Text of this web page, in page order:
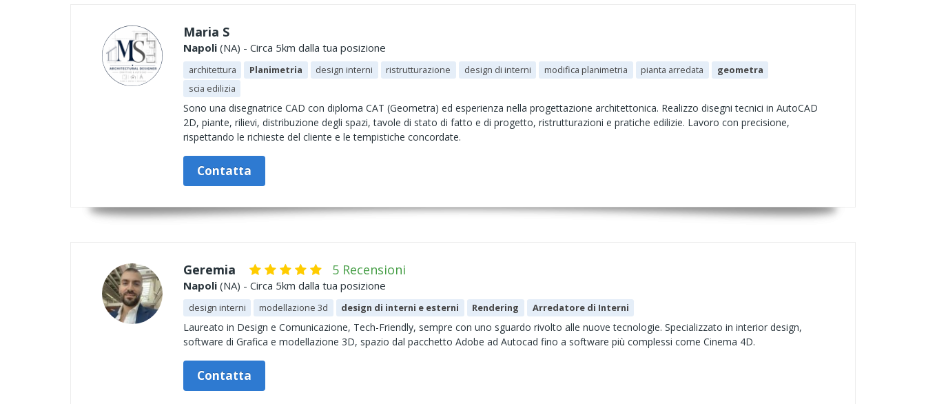
Maria S
Napoli (NA) - Circa 5km dalla tua posizione
architettura Planimetria design interni ristrutturazione design di interni modifica planimetria pianta arredata
geometra
scia edilizia
Sono una disegnatrice CAD con diploma CAT (Geometra) ed esperienza nella progettazione architettonica. Realizzo disegni tecnici in AutoCAD
2D, piante, rilievi, distribuzione degli spazi, tavole di stato di fatto e di progetto, ristrutturazioni e pratiche edilizie. Lavoro con precisione,
rispettando le richieste del cliente e le tempistiche concordate.
Contatta
Geremia 5 Recensioni
Napoli (NA) - Circa 5km dalla tua posizione
design interni modellazione 3d design di interni e esterni Rendering Arredatore di Interni
Laureato in Design e Comunicazione, Tech-Friendly, sempre con uno sguardo rivolto alle nuove tecnologie. Specializzato in interior design,
software di Grafica e modellazione 3D, spazio dal pacchetto Adobe ad Autocad fino a software più complessi come Cinema 4D.
Contatta